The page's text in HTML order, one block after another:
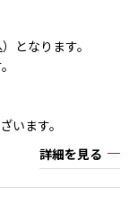
となります。
います。
詳細を見る